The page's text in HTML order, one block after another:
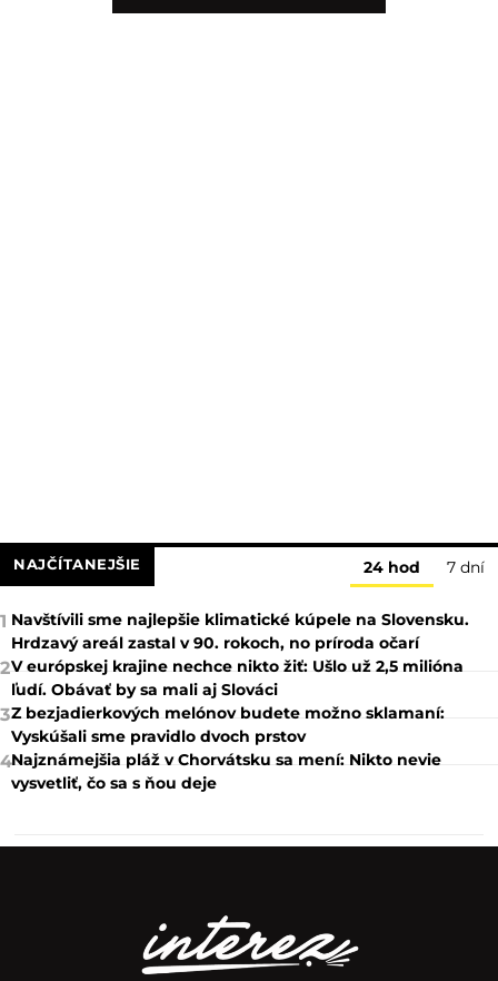
NAJČÍTANEJŠIE 24 hod 7 dní
1 Navštívili sme najlepšie klimatické kúpele na Slovensku.
Hrdzavý areál zastal v 90. rokoch, no príroda očarí
2V európskej krajine nechce nikto žiť: Ušlo už 2,5 milióna
ľudí. Obávať by sa mali aj Slováci
3Z bezjadierkových melónov budete možno sklamaní:
Vyskúšali sme pravidlo dvoch prstov
4Najznámejšia pláž v Chorvátsku sa mení: Nikto nevie
vysvetliť, čo sa s ňou deje